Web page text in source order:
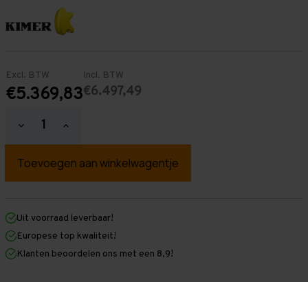
Excl. BTW
€5.369,83
Incl. BTW
€6.497,49
Hoeveelheid
verlagen
Palletstelling
mm
mm
x
1.100
mm
Hoeveelheid
verhogen
Palletstelling
mm
mm
1.100
mm
Uit voorraad leverbaar!
Europese top kwaliteit!
Klanten beoordelen ons met een 8,9!